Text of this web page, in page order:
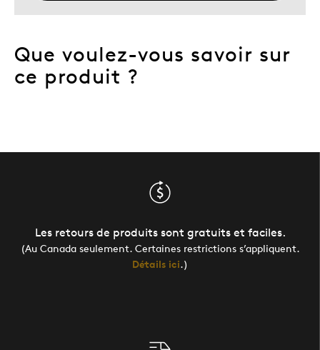
Que voulez-vous savoir sur
ce produit ?
Les retours de produits sont gratuits et faciles.
(Au Canada seulement. Certaines restrictions s’appliquent.
Détails ici.)